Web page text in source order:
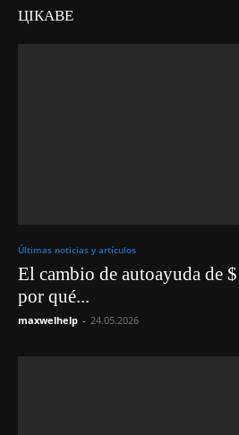
ЦІКАВЕ
Últimas noticias y artículos
El cambio de autoayuda de
por qué...
maxwelhelp - 24.05.2026